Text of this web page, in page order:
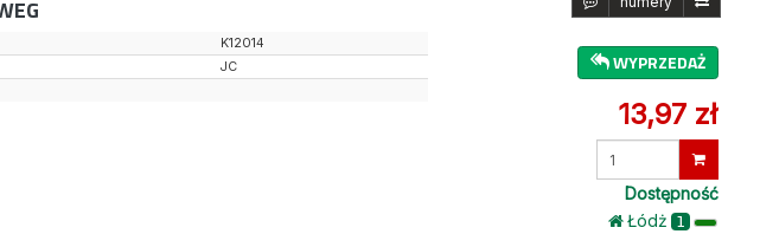
WYPRZEDAŻ
13,97 zł
Dostępność
Łódż 1
K12014
JC